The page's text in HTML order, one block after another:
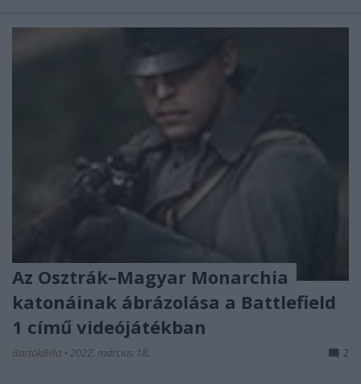
Az Osztrák–Magyar Monarchia
katonáinak ábrázolása a Battlefield
1 című videójátékban
BartókBéla • 2022. március 18. 2